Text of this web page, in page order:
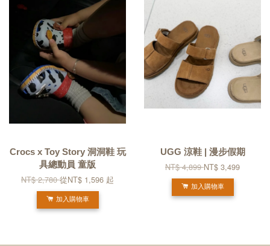
Crocs x Toy Story 洞洞鞋 玩
具總動員 童版
NT$ 2,780從NT$ 1,596 起
加入購物車
UGG 涼鞋 | 漫步假期
NT$ 4,899NT$ 3,499
加入購物車